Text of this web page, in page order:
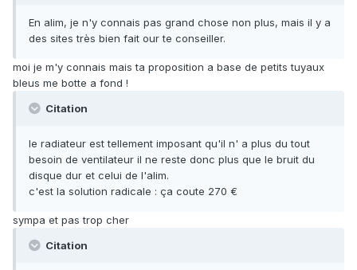
En alim, je n'y connais pas grand chose non plus, mais il y a
des sites très bien fait our te conseiller.
moi je m'y connais mais ta proposition a base de petits tuyaux
bleus me botte a fond !
Citation
le radiateur est tellement imposant qu'il n' a plus du tout
besoin de ventilateur il ne reste donc plus que le bruit du
disque dur et celui de l'alim.
c'est la solution radicale : ça coute 270 €
sympa et pas trop cher
Citation